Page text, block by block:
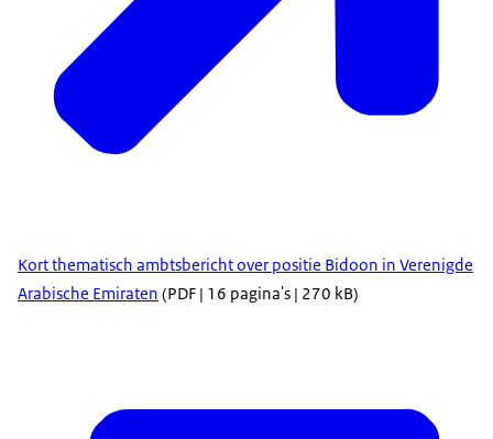
Kort thematisch ambtsbericht over positie Bidoon in Verenigde
Arabische Emiraten (PDF | 16 pagina's | 270 kB)